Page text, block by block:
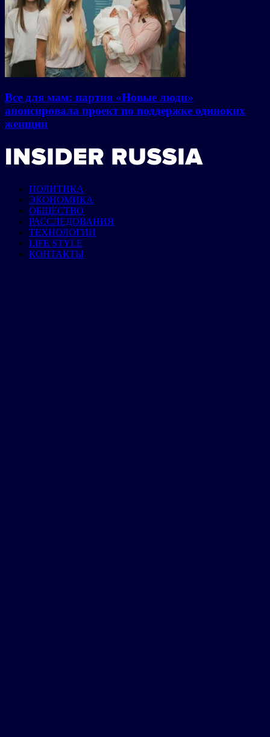
Все для мам: партия «Новые люди»
анонсировала проект по поддержке одиноких
женщин
ПОЛИТИКА
ЭКОНОМИКА
ОБЩЕСТВО
РАССЛЕДОВАНИЯ
ТЕХНОЛОГИИ
LIFE STYLE
КОНТАКТЫ